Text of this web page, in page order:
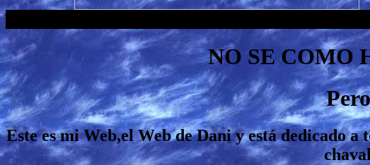
NO SE COMO
Este es mi Web,el Web de Dani y está dedicado